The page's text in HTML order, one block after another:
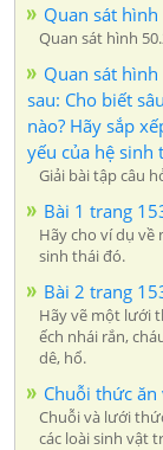
Quan sát
Quan sát hình
Quan sát
sau: Cho biết
nào? Hãy sắp
yếu của hệ sinh
Giải bài tập câu
Bài 1 trang
Hãy cho ví dụ về
sinh thái đó.
Bài 2 trang
Hãy vẽ một lưới
ếch nhái rắn,
dê, hổ.
Chuỗi thức
Chuỗi và lưới
các loài sinh vật